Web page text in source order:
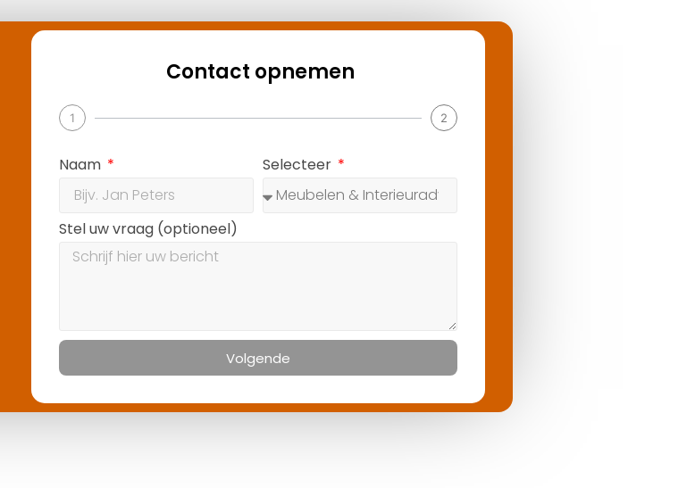
Contact opnemen
1 2
Naam Selecteer
Stel uw vraag (optioneel)
Volgende